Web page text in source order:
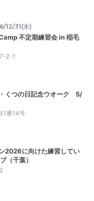
12/31(木)
不定期練習会 in 稲毛
2-1
くつの日記念ウオーク 5/
1番14号
2026に向けた練習してい
（千葉）